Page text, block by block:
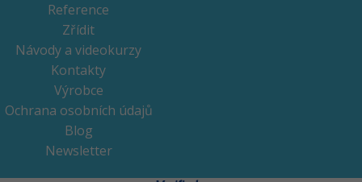
Reference
Zřídit
Návody a videokurzy
Kontakty
Výrobce
Ochrana osobních údajů
Blog
Newsletter